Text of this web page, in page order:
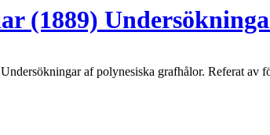
(1889)
af polynesiska grafhålor. Referat